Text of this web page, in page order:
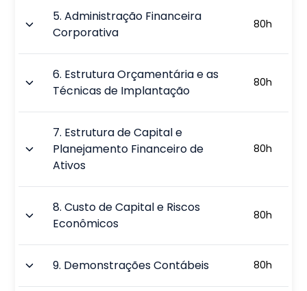
5.Administração Financeira
Corporativa
80h
6. Estrutura Orçamentária e as
Técnicas de Implantação
80h
7. Estrutura de Capital e
Planejamento Financeiro de
Ativos
80h
8.Custo de Capital e Riscos
Econômicos
80h
9. Demonstrações Contábeis 80h